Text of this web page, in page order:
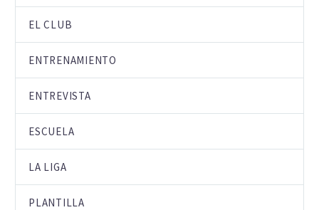
EL CLUB
ENTRENAMIENTO
ENTREVISTA
ESCUELA
LA LIGA
PLANTILLA